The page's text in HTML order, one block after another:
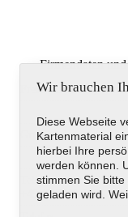
Firmendaten
Freier Architekt,
Grubenäckerstraße
Telefon
+49 (0)7546-5155
Wir brauchen
Diese Webseite
Kartenmaterial
hierbei Ihre
werden können.
stimmen Sie
geladen wird.